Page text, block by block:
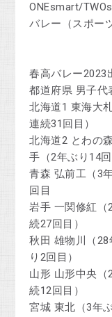
ONEsmart/
バレー（スポー
春高バレー2023
都道府県 男子代
北海道1 東海大
連続31回目）
北海道2 とわの
手（2年ぶり14回
青森 弘前工（3
回目
岩手 一関修紅（
続27回目）
秋田 雄物川（
り2回目）
山形 山形中央（
続12回目）
宮城 東北（3年